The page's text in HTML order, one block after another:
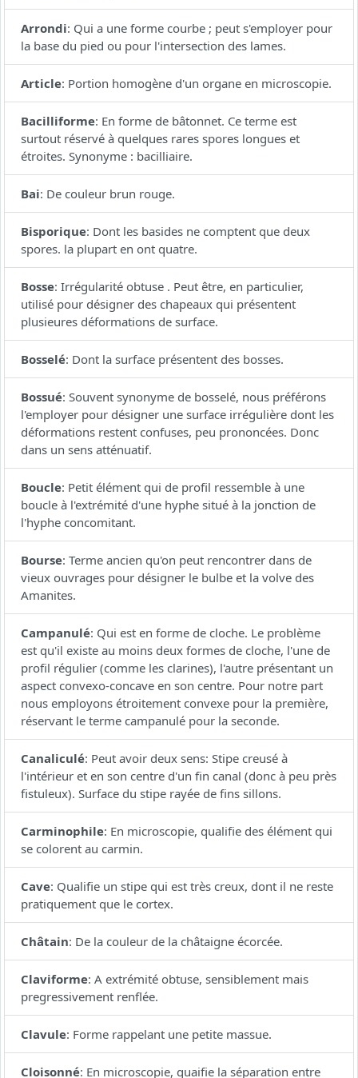
Arrondi: Qui a une forme courbe ; peut s'employer pour
la base du pied ou pour l'intersection des lames.
Article: Portion homogène d'un organe en microscopie.
Bacilliforme: En forme de bâtonnet. Ce terme est
surtout réservé à quelques rares spores longues et
étroites. Synonyme : bacilliaire.
Bai: De couleur brun rouge.
Bisporique: Dont les basides ne comptent que deux
spores. la plupart en ont quatre.
Bosse: Irrégularité obtuse . Peut être, en particulier,
utilisé pour désigner des chapeaux qui présentent
plusieures déformations de surface.
Bosselé: Dont la surface présentent des bosses.
Bossué: Souvent synonyme de bosselé, nous préférons
l'employer pour désigner une surface irrégulière dont les
déformations restent confuses, peu prononcées. Donc
dans un sens atténuatif.
Boucle: Petit élément qui de profil ressemble à une
boucle à l'extrémité d'une hyphe situé à la jonction de
l'hyphe concomitant.
Bourse: Terme ancien qu'on peut rencontrer dans de
vieux ouvrages pour désigner le bulbe et la volve des
Amanites.
Campanulé: Qui est en forme de cloche. Le problème
est qu'il existe au moins deux formes de cloche, l'une de
profil régulier (comme les clarines), l'autre présentant un
aspect convexo-concave en son centre. Pour notre part
nous employons étroitement convexe pour la première,
réservant le terme campanulé pour la seconde.
Canaliculé: Peut avoir deux sens: Stipe creusé à
l'intérieur et en son centre d'un fin canal (donc à peu près
fistuleux). Surface du stipe rayée de fins sillons.
Carminophile: En microscopie, qualifie des élément qui
se colorent au carmin.
Cave: Qualifie un stipe qui est très creux, dont il ne reste
pratiquement que le cortex.
Châtain: De la couleur de la châtaigne écorcée.
Claviforme: A extrémité obtuse, sensiblement mais
pregressivement renflée.
Clavule: Forme rappelant une petite massue.
Cloisonné: En microscopie, quaifie la séparation entre